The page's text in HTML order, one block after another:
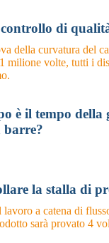
di
della curvatura del
milione volte, tutti i
è il tempo della
barre?
la stalla di
a catena di
sarà provato 4